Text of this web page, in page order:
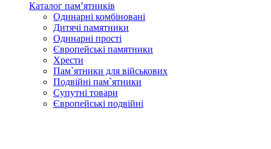
Каталог пам’ятників
Одинарні комбіновані
Дитячі памятники
Одинарні прості
Європейські памятники
Хрести
Пам`ятники для військових
Подвійні пам`ятники
Супутні товари
Європейські подвійні